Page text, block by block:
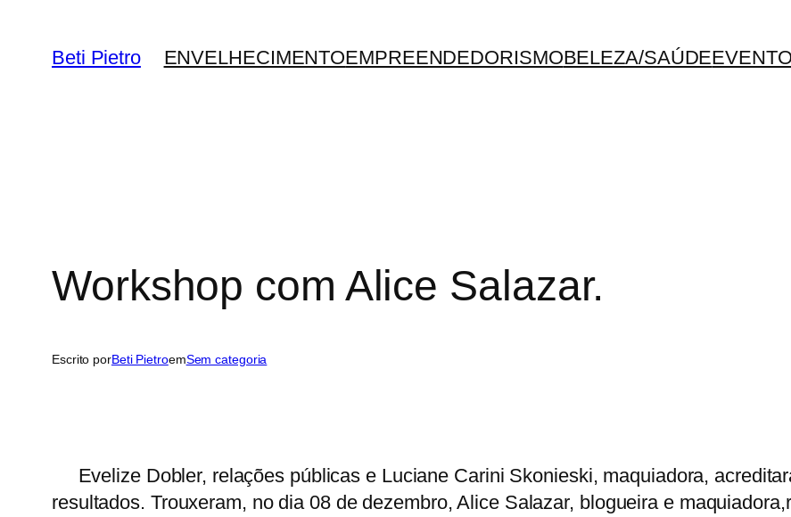
Beti Pietro ENVELHECIMENTOEMPREENDEDORISMOBELEZA/SAÚDE
Workshop com Alice Salazar.
Escrito porBeti PietroemSem categoria
Evelize Dobler, relações públicas e Luciane Carini Skonieski, maquiadora,
resultados. Trouxeram, no dia 08 de dezembro, Alice Salazar, blogueira e